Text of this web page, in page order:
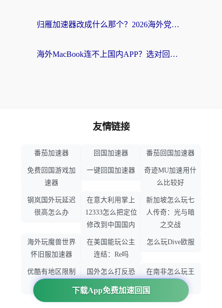
归雁加速器改成什么那个？2026海外党回国加速全攻略：告别地区限制，轻松刷剧玩游戏
海外MacBook连不上国内APP？选对回国VPN，告别地区限制的烦恼
下载App免费加速回国
友情链接
番茄加速器 回国加速器 番茄回国加速器
免费回国游戏加
速器
一键回国加速器
奇迹MU加速用什
么比较好
钢岚国外玩延迟
很高怎么办
在意大利用掌上
12333怎么把定位
修改到中国国内
新加坡怎么玩七
人传奇：光与暗
之交战
海外玩魔兽世界
怀旧服加速器
在美国能玩公主
连结：Re吗
怎么玩Dive欧服
优酷有地区限制
国外怎么打反恐
精英：全球攻势
在南非怎么玩王